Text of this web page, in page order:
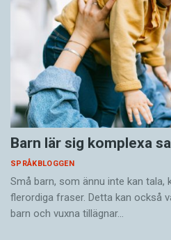
Barn lär sig komplexa
SPRÅKBLOGGEN
Små barn, som ännu inte kan tala,
flerordiga fraser. Detta kan också
barn och vuxna tillägnar…